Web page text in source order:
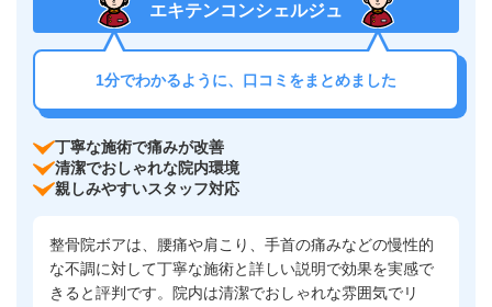
エキテンコンシェルジュ
1分でわかるように、口コミをまとめました
丁寧な施術で痛みが改善
清潔でおしゃれな院内環境
親しみやすいスタッフ対応
整骨院ボアは、腰痛や肩こり、手首の痛みなどの慢性的
な不調に対して丁寧な施術と詳しい説明で効果を実感で
きると評判です。院内は清潔でおしゃれな雰囲気でリ